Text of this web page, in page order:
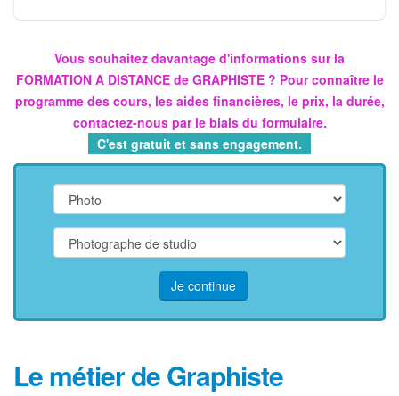
Vous souhaitez davantage d'informations sur la
FORMATION A DISTANCE de GRAPHISTE ? Pour connaître le
programme des cours, les aides financières, le prix, la durée,
contactez-nous par le biais du formulaire.
C'est gratuit et sans engagement.
Je continue
Le métier de Graphiste